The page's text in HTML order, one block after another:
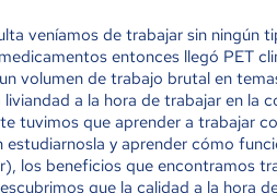
veníamos de trabajar sin ningún
entonces llegó PET
volumen de trabajo brutal en
a la hora de trabajar en
tuvimos que aprender a trabajar
y aprender cómo
los beneficios que encontramos
que la calidad a la